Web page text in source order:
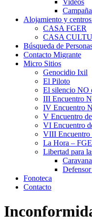
Videos
Alojamiento y
CASA FGER
CASA
Búsqueda de
Contacto Migrante
Micro Sitios
Genocidio Ixil
El Piloto
El silencio NO
III Encuentro
IV Encuentro
V Encuentro
VI Encuentro
VIII Encuentro
La Hora –
Libertad para
Fonoteca
Contacto